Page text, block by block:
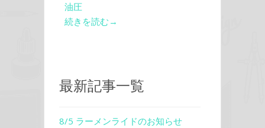
油圧
続きを読む→
最新記事一覧
8/5 ラーメンライドのお知らせ